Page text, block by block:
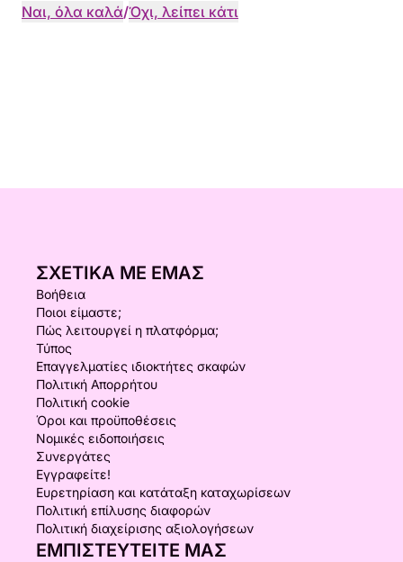
Ναι, όλα καλά/Όχι, λείπει κάτι
ΣΧΕΤΙΚΆ ΜΕ ΕΜΆΣ
Βοήθεια
Ποιοι είμαστε;
Πώς λειτουργεί η πλατφόρμα;
Τύπος
Επαγγελματίες ιδιοκτήτες σκαφών
Πολιτική Απορρήτου
Πολιτική cookie
Όροι και προϋποθέσεις
Νομικές ειδοποιήσεις
Συνεργάτες
Εγγραφείτε!
Ευρετηρίαση και κατάταξη καταχωρίσεων
Πολιτική επίλυσης διαφορών
Πολιτική διαχείρισης αξιολογήσεων
ΕΜΠΙΣΤΕΥΤΕΊΤΕ ΜΑΣ